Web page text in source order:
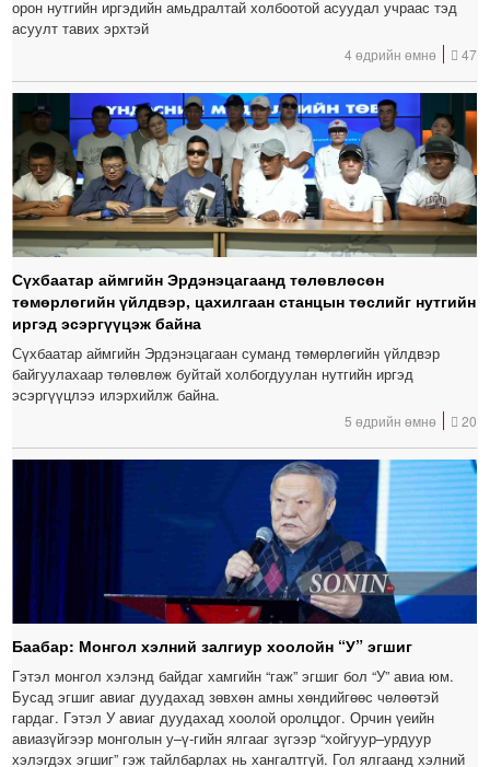
орон нутгийн иргэдийн амьдралтай холбоотой асуудал учраас тэд
асуулт тавих эрхтэй
4 өдрийн өмнө 47
Сүхбаатар аймгийн Эрдэнэцагаанд төлөвлөсөн
төмөрлөгийн үйлдвэр, цахилгаан станцын төслийг нутгийн
иргэд эсэргүүцэж байна
Сүхбаатар аймгийн Эрдэнэцагаан суманд төмөрлөгийн үйлдвэр
байгуулахаар төлөвлөж буйтай холбогдуулан нутгийн иргэд
эсэргүүцлээ илэрхийлж байна.
5 өдрийн өмнө 20
Баабар: Монгол хэлний залгиур хоолойн “У” эгшиг
Гэтэл монгол хэлэнд байдаг хамгийн “гаж” эгшиг бол “У” авиа юм.
Бусад эгшиг авиаг дуудахад зөвхөн амны хөндийгөөс чөлөөтэй
гардаг. Гэтэл У авиаг дуудахад хоолой оролцдог. Орчин үеийн
авиазүйгээр монголын у–ү-гийн ялгааг зүгээр “хойгуур–урдуур
хэлэгдэх эгшиг” гэж тайлбарлах нь хангалтгүй. Гол ялгаанд хэлний